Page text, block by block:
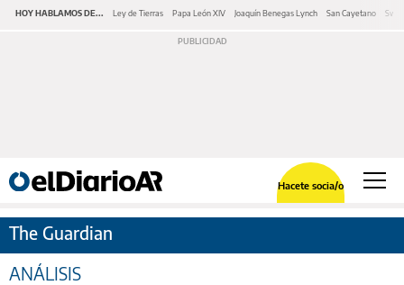
HOY HABLAMOS DE... Ley de Tierras Papa León XIV Joaquín Benegas Lynch San Cayetano
Hacete socia/o
The Guardian
ANÁLISIS